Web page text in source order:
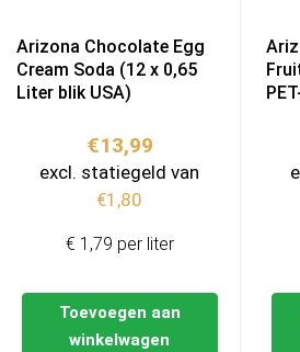
Arizona Chocolate Egg
Cream Soda (12 x 0,65
Liter blik USA)
€13,99
excl. statiegeld van
€1,80
Toevoegen aan
winkelwagen
€ 1,79 per liter